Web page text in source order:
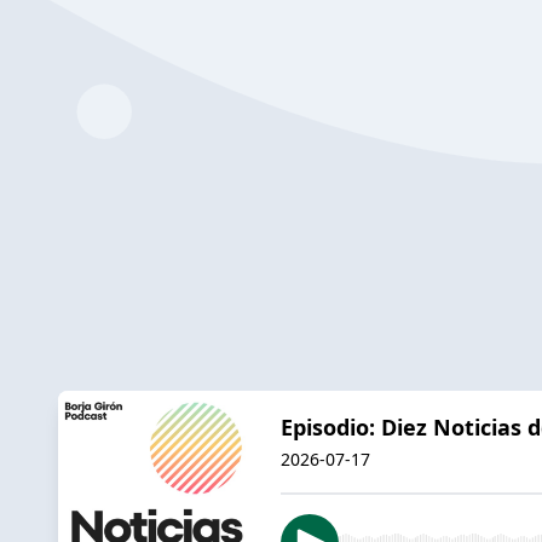
Episodio: Diez Noticias
2026-07-17